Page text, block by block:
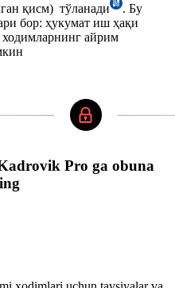
қисм) тўланади
. Бу
бор: ҳукумат иш ҳақи
ходимларнинг айрим
Pro ga obuna